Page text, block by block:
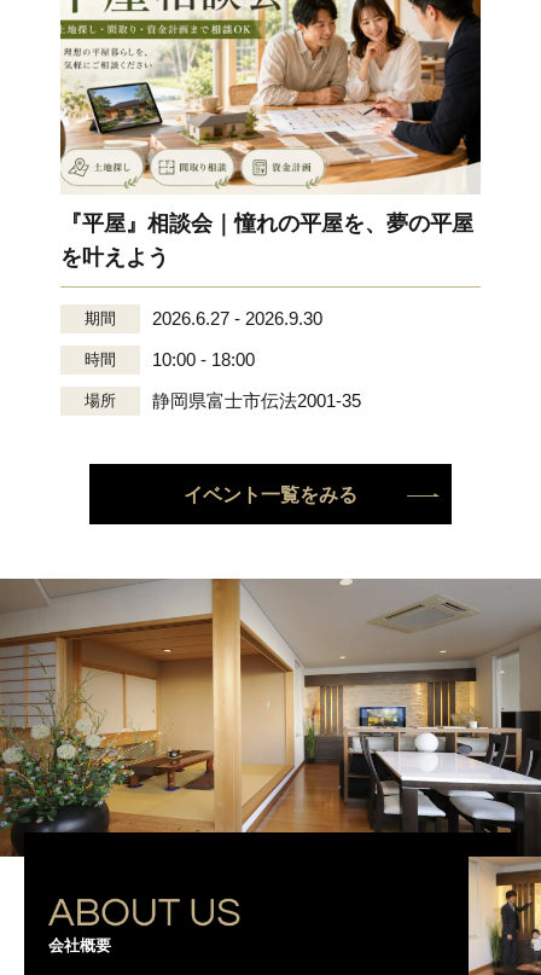
『平屋』相談会｜憧れの平屋を、夢の平屋
を叶えよう
期間 2026.6.27 - 2026.9.30
時間 10:00 - 18:00
場所 静岡県富士市伝法2001-35
イベント一覧をみる
会社概要